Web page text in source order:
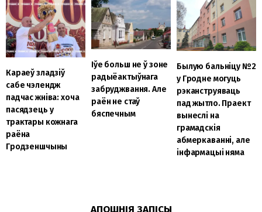
Караеў зладзіў
сабе чэлендж
падчас жніва: хоча
пасядзець у
трактары кожнага
раёна
Гродзеншчыны
Іўе больш не ў зоне
радыёактыўнага
забруджвання. Але
раён не стаў
бяспечным
Былую бальніцу №2
у Гродне могуць
рэканструяваць
пад жытло. Праект
вынеслі на
грамадскія
абмеркаванні, але
інфармацыі няма
АПОШНІЯ ЗАПІСЫ